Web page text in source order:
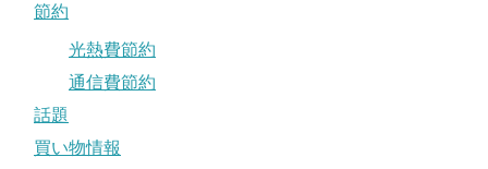
節約
光熱費節約
通信費節約
話題
買い物情報